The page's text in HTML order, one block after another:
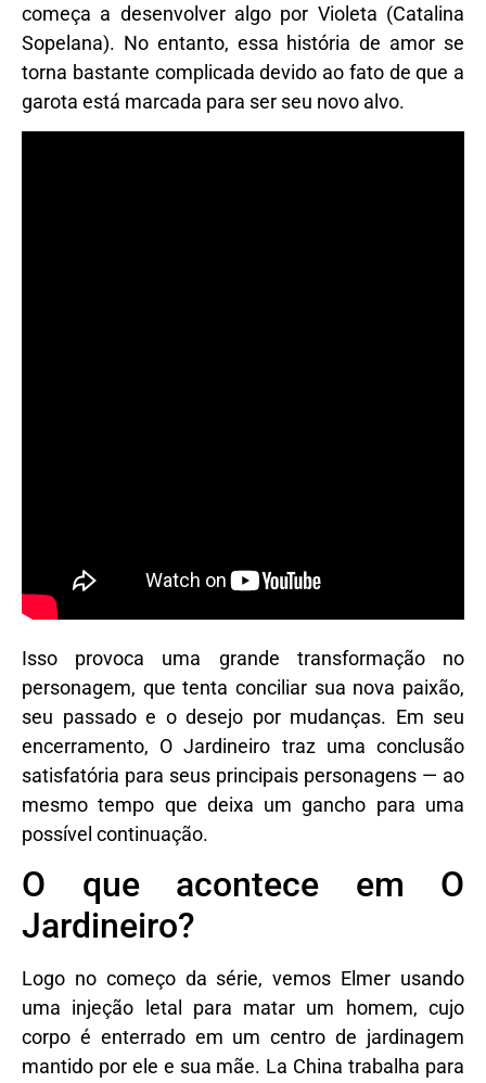
começa a desenvolver algo por Violeta (Catalina
Sopelana). No entanto, essa história de amor se
torna bastante complicada devido ao fato de que a
garota está marcada para ser seu novo alvo.
Isso provoca uma grande transformação no
personagem, que tenta conciliar sua nova paixão,
seu passado e o desejo por mudanças. Em seu
encerramento, O Jardineiro traz uma conclusão
satisfatória para seus principais personagens — ao
mesmo tempo que deixa um gancho para uma
possível continuação.
O que acontece em O
Jardineiro?
Logo no começo da série, vemos Elmer usando
uma injeção letal para matar um homem, cujo
corpo é enterrado em um centro de jardinagem
mantido por ele e sua mãe. La China trabalha para